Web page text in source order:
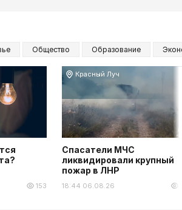
Общество Образование
153
Красный Луч
Спасатели МЧС
ликвидировали крупный
пожар в ЛНР
18:44 06.08.26